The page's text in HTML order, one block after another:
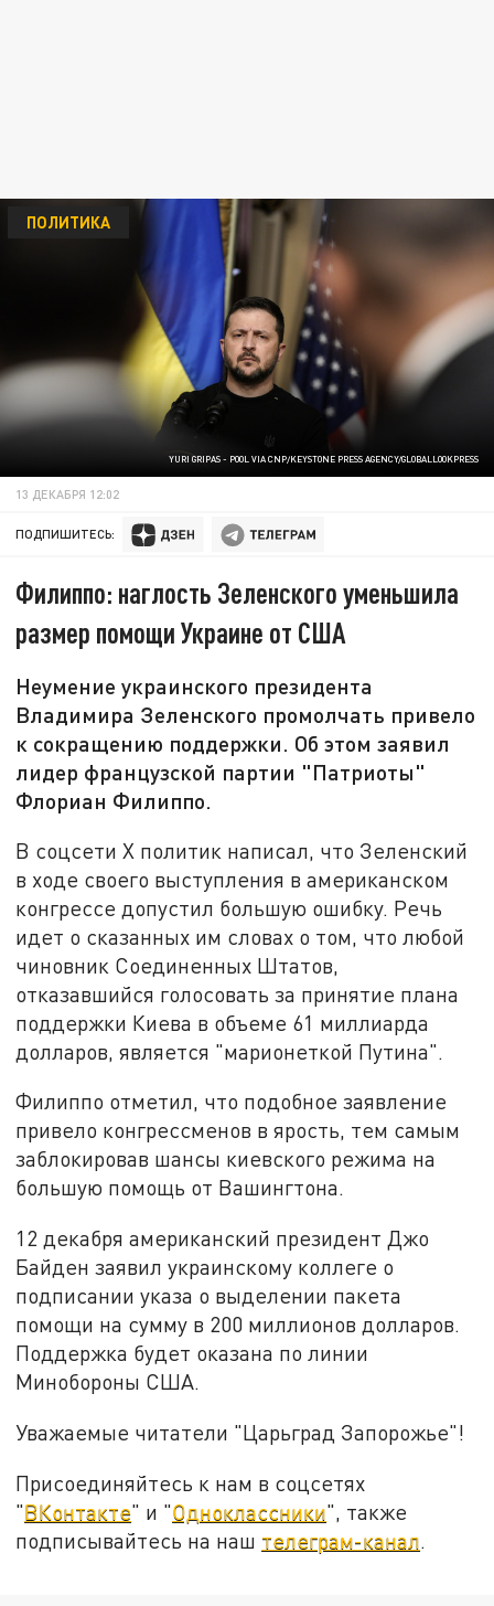
YURI GRIPAS - POOL VIA CNP/KEYSTONE PRESS AGENCY/GLOBALLOOKPRESS
ПОЛИТИКА
13 ДЕКАБРЯ 12:02
ПОДПИШИТЕСЬ:
Филиппо: наглость Зеленского уменьшила
размер помощи Украине от США
Неумение украинского президента
Владимира Зеленского промолчать привело
к сокращению поддержки. Об этом заявил
лидер французской партии "Патриоты"
Флориан Филиппо.
В соцсети X политик написал, что Зеленский
в ходе своего выступления в американском
конгрессе допустил большую ошибку. Речь
идет о сказанных им словах о том, что любой
чиновник Соединенных Штатов,
отказавшийся голосовать за принятие плана
поддержки Киева в объеме 61 миллиарда
долларов, является "марионеткой Путина".
Филиппо отметил, что подобное заявление
привело конгрессменов в ярость, тем самым
заблокировав шансы киевского режима на
большую помощь от Вашингтона.
12 декабря американский президент Джо
Байден заявил украинскому коллеге о
подписании указа о выделении пакета
помощи на сумму в 200 миллионов долларов.
Поддержка будет оказана по линии
Минобороны США.
Уважаемые читатели "Царьград Запорожье"!
Присоединяйтесь к нам в соцсетях
"ВКонтакте" и "Одноклассники", также
подписывайтесь на наш телеграм-канал